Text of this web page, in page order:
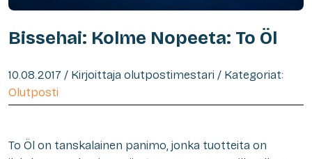
Bissehai: Kolme Nopeeta: To Öl
10.08.2017 / Kirjoittaja olutpostimestari / Kategoriat:
Olutposti
To Öl on tanskalainen panimo, jonka tuotteita on